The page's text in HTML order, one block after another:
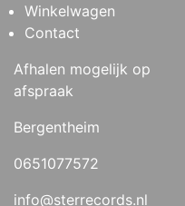
Winkelwagen
Contact
Afhalen mogelijk op
afspraak
Bergentheim
0651077572
info@sterrecords.nl